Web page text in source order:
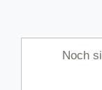
Noch